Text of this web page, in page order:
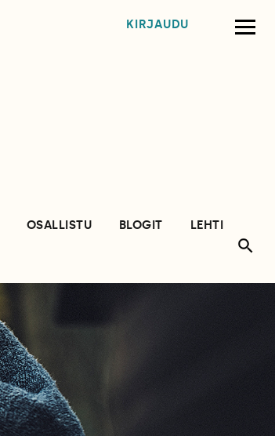
KIRJAUDU
OSALLISTU BLOGIT
LEHTI